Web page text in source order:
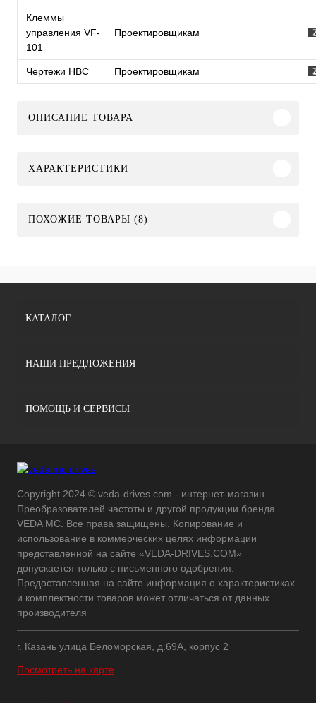
Клеммы
управления VF-
101
Проектировщикам
Чертежи HBC Проектировщикам
ОПИСАНИЕ ТОВАРА
ХАРАКТЕРИСТИКИ
ПОХОЖИЕ ТОВАРЫ (8)
КАТАЛОГ
НАШИ ПРЕДЛОЖЕНИЯ
ПОМОЩЬ И СЕРВИСЫ
Copyright 2024 © veda-drives.com - интернет-магазин
Преобразователей частоты и другой продукции бренда
VEDA MC. Все права защищены. Копирование и
использование в коммерческих целях информации
представленной на сайте «VEDA-DRIVES.COM»
допускается только с письменного одобрения.
Предоставленная на сайте информация о характеристиках
и комплектности товаров может отличаться от данных
производителя
г. Казань улица Беломорская, д.69А, корпус 2
Посмотреть на карте